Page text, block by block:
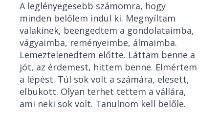
A leglényegesebb számomra, hogy
minden belőlem indul ki. Megnyíltam
valakinek, beengedtem a gondolataimba,
vágyaimba, reményeimbe, álmaimba.
Lemeztelenedtem előtte. Láttam benne a
jót, az érdemest, hittem benne. Elmértem
a lépést. Túl sok volt a számára, elesett,
elbukott. Olyan terhet tettem a vállára,
ami neki sok volt. Tanulnom kell belőle.